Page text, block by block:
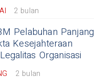
2 bulan
Pelabuhan Panjang
Kesejahteraan
Organisasi
2 bulan